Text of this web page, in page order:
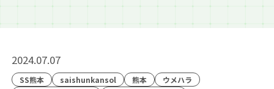
2024.07.07
SS熊本 saishunkansol 熊本
ウメハラ